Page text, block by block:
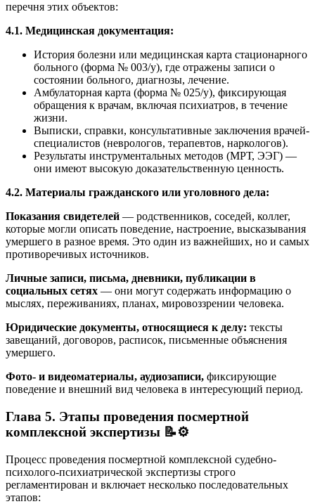
перечня этих объектов:
4.1. Медицинская документация:
История болезни или медицинская карта стационарного
больного (форма № 003/у), где отражены записи о
состоянии больного, диагнозы, лечение.
Амбулаторная карта (форма № 025/у), фиксирующая
обращения к врачам, включая психиатров, в течение
жизни.
Выписки, справки, консультативные заключения врачей-
специалистов (неврологов, терапевтов, наркологов).
Результаты инструментальных методов (МРТ, ЭЭГ) —
они имеют высокую доказательственную ценность.
4.2. Материалы гражданского или уголовного дела:
Показания свидетелей — родственников, соседей, коллег,
которые могли описать поведение, настроение, высказывания
умершего в разное время. Это один из важнейших, но и самых
противоречивых источников.
Личные записи, письма, дневники, публикации в
социальных сетях — они могут содержать информацию о
мыслях, переживаниях, планах, мировоззрении человека.
Юридические документы, относящиеся к делу: тексты
завещаний, договоров, расписок, письменные объяснения
умершего.
Фото- и видеоматериалы, аудиозаписи, фиксирующие
поведение и внешний вид человека в интересующий период.
Глава 5. Этапы проведения посмертной
комплексной экспертизы 📝⚙️
Процесс проведения посмертной комплексной судебно-
психолого-психиатрической экспертизы строго
регламентирован и включает несколько последовательных
этапов: